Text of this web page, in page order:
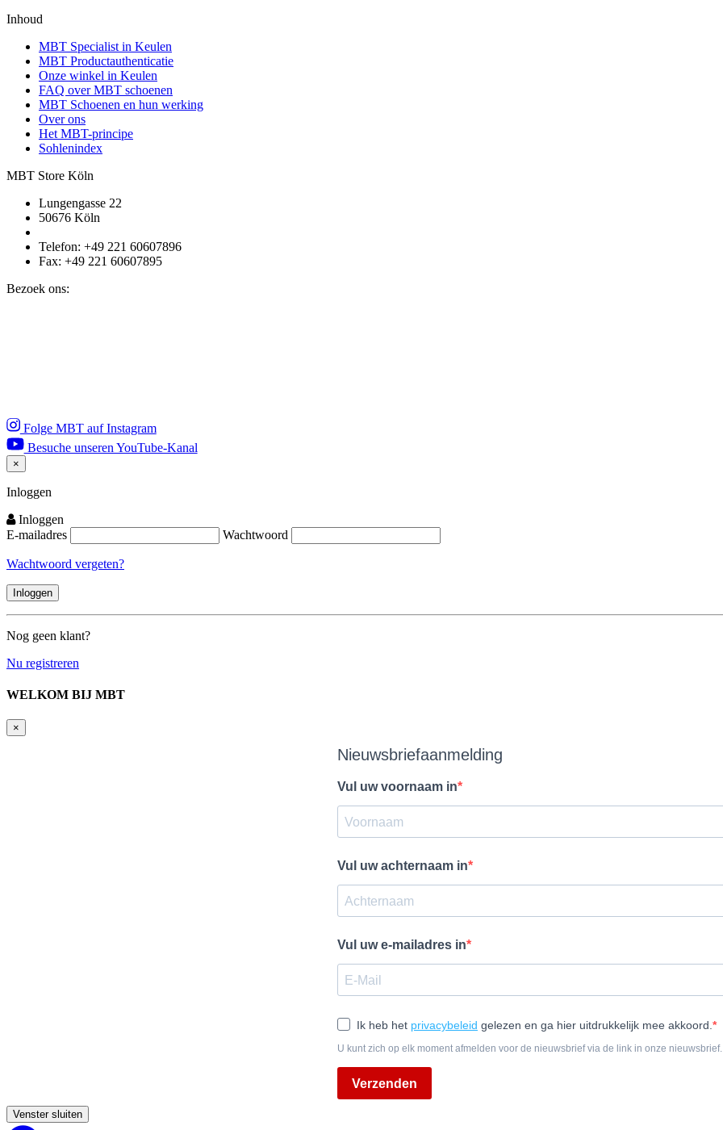
Inhoud
MBT Specialist in Keulen
MBT Productauthenticatie
Onze winkel in Keulen
FAQ over MBT schoenen
MBT Schoenen en hun werking
Over ons
Het MBT-principe
Sohlenindex
MBT Store Köln
Lungengasse 22
50676 Köln
Telefon: +49 221 60607896
Fax: +49 221 60607895
Bezoek ons:
Folge MBT auf Instagram
Besuche unseren YouTube-Kanal
×
Close
Inloggen
Inloggen
E-mailadres
Wachtwoord
Wachtwoord vergeten?
Nog geen klant?
Nu registreren
WELKOM BIJ MBT
×
Nieuwsbriefaanmelding
Vul uw voornaam in
Vul uw achternaam in
Vul uw e-mailadres in
Ik heb het privacybeleid gelezen en ga hier uitdrukkelijk mee akkoord.
U kunt zich op elk moment afmelden voor de nieuwsbrief via de link in onze nieuwsbrief.
Verzenden
Venster sluiten